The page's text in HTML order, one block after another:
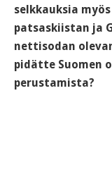
selkkauksia
patsaskiistan ja
nettisodan
pidätte Suomen
perustamista?